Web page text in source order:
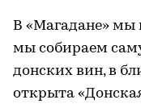
В «Магадане» мы
мы собираем
донских вин, в
открыта